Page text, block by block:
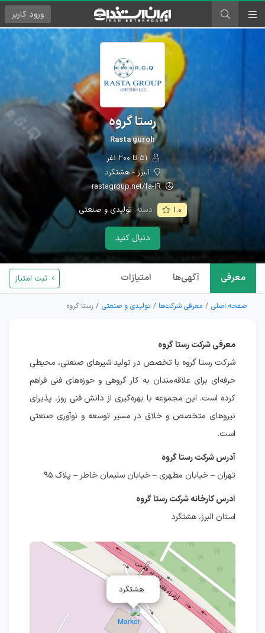
ورود کاربر
رستا گروه
Rasta guroh
۵۱ تا ۲۰۰ نفر
البرز - هشتگرد
rastagroup.net/fa-IR
۱.۰ دسته:تولیدی و صنعتی
دنبال کنید
معرفی آگهی‌ها امتیازات ثبت امتیاز
صفحه اصلی معرفی شرکت‌ها تولیدی و صنعتی رستا گروه
معرفی شرکت رستا گروه
شرکت رستا گروه با تخصص در تولید شیرهای صنعتی، محیطی
حرفه‌ای برای علاقه‌مندان به کار گروهی و حوزه‌های فنی فراهم
کرده است. این مجموعه با بهره‌گیری از دانش فنی روز، پذیرای
نیروهای متخصص و خلاق در مسیر توسعه و نوآوری صنعتی
است.
آدرس شرکت رستا گروه
تهران – خیابان مطهری – خیابان سلیمان خاطر – پلاک ۹۵
آدرس کارخانه شرکت رستا گروه
استان البرز، هشتگرد
هشتگرد